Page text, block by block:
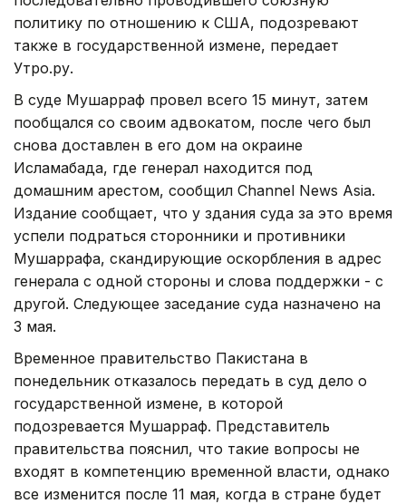
политику по отношению к США, подозревают
также в государственной измене, передает
Утро.ру.
В суде Мушарраф провел всего 15 минут, затем
пообщался со своим адвокатом, после чего был
снова доставлен в его дом на окраине
Исламабада, где генерал находится под
домашним арестом, сообщил Channel News Asia.
Издание сообщает, что у здания суда за это время
успели подраться сторонники и противники
Мушаррафа, скандирующие оскорбления в адрес
генерала с одной стороны и слова поддержки - с
другой. Следующее заседание суда назначено на
3 мая.
Временное правительство Пакистана в
понедельник отказалось передать в суд дело о
государственной измене, в которой
подозревается Мушарраф. Представитель
правительства пояснил, что такие вопросы не
входят в компетенцию временной власти, однако
все изменится после 11 мая, когда в стране будет